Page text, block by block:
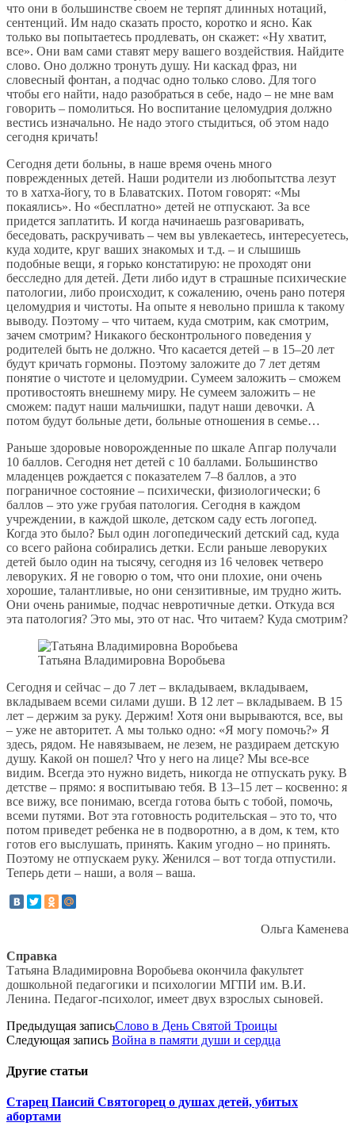
что они в большинстве своем не терпят длинных нотаций,
сентенций. Им надо сказать просто, коротко и ясно. Как
только вы попытаетесь продлевать, он скажет: «Ну хватит,
все». Они вам сами ставят меру вашего воздействия. Найдите
слово. Оно должно тронуть душу. Ни каскад фраз, ни
словесный фонтан, а подчас одно только слово. Для того
чтобы его найти, надо разобраться в себе, надо – не мне вам
говорить – помолиться. Но воспитание целомудрия должно
вестись изначально. Не надо этого стыдиться, об этом надо
сегодня кричать!
Сегодня дети больны, в наше время очень много
поврежденных детей. Наши родители из любопытства лезут
то в хатха-йогу, то в Блаватских. Потом говорят: «Мы
покаялись». Но «бесплатно» детей не отпускают. За все
придется заплатить. И когда начинаешь разговаривать,
беседовать, раскручивать – чем вы увлекаетесь, интересуетесь,
куда ходите, круг ваших знакомых и т.д. – и слышишь
подобные вещи, я горько констатирую: не проходят они
бесследно для детей. Дети либо идут в страшные психические
патологии, либо происходит, к сожалению, очень рано потеря
целомудрия и чистоты. На опыте я невольно пришла к такому
выводу. Поэтому – что читаем, куда смотрим, как смотрим,
зачем смотрим? Никакого бесконтрольного поведения у
родителей быть не должно. Что касается детей – в 15–20 лет
будут кричать гормоны. Поэтому заложите до 7 лет детям
понятие о чистоте и целомудрии. Сумеем заложить – сможем
противостоять внешнему миру. Не сумеем заложить – не
сможем: падут наши мальчишки, падут наши девочки. А
потом будут больные дети, больные отношения в семье…
Раньше здоровые новорожденные по шкале Апгар получали
10 баллов. Сегодня нет детей с 10 баллами. Большинство
младенцев рождается с показателем 7–8 баллов, а это
пограничное состояние – психически, физиологически; 6
баллов – это уже грубая патология. Сегодня в каждом
учреждении, в каждой школе, детском саду есть логопед.
Когда это было? Был один логопедический детский сад, куда
со всего района собирались детки. Если раньше леворуких
детей было один на тысячу, сегодня из 16 человек четверо
леворуких. Я не говорю о том, что они плохие, они очень
хорошие, талантливые, но они сензитивные, им трудно жить.
Они очень ранимые, подчас невротичные детки. Откуда вся
эта патология? Это мы, это от нас. Что читаем? Куда смотрим?
Татьяна Владимировна Воробьева
Сегодня и сейчас – до 7 лет – вкладываем, вкладываем,
вкладываем всеми силами души. В 12 лет – вкладываем. В 15
лет – держим за руку. Держим! Хотя они вырываются, все, вы
– уже не авторитет. А мы только одно: «Я могу помочь?» Я
здесь, рядом. Не навязываем, не лезем, не раздираем детскую
душу. Какой он пошел? Что у него на лице? Мы все-все
видим. Всегда это нужно видеть, никогда не отпускать руку. В
детстве – прямо: я воспитываю тебя. В 13–15 лет – косвенно: я
все вижу, все понимаю, всегда готова быть с тобой, помочь,
всеми путями. Вот эта готовность родительская – это то, что
потом приведет ребенка не в подворотню, а в дом, к тем, кто
готов его выслушать, принять. Каким угодно – но принять.
Поэтому не отпускаем руку. Женился – вот тогда отпустили.
Теперь дети – наши, а воля – ваша.
Ольга Каменева
Справка
Татьяна Владимировна Воробьева окончила факультет
дошкольной педагогики и психологии МГПИ им. В.И.
Ленина. Педагог-психолог, имеет двух взрослых сыновей.
Предыдущая записьСлово в День Святой Троицы
Следующая запись Война в памяти души и сердца
Другие статьи
Старец Паисий Святогорец о душах детей, убитых
абортами